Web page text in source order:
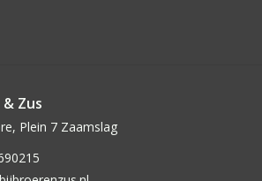
Zus
Plein 7 Zaamslag